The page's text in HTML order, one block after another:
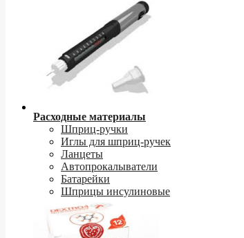
Расходные материалы
Шприц-ручки
Иглы для шприц-ручек
Ланцеты
Автопрокалыватели
Батарейки
Шприцы инсулиновые